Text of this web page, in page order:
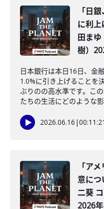
「日
に利
田ま
樹）
日本銀行は本日16日、金
1.0%に引き上げることを
ぶりのの高水準です。こ
たちの生活にどのような
2026.06.16 |00:11:21
「ア
意に
二葵
2026